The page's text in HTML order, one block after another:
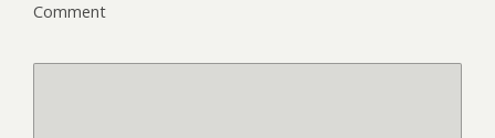
Comment